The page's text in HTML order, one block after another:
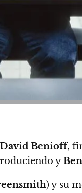
David Benioff,
y
) y su